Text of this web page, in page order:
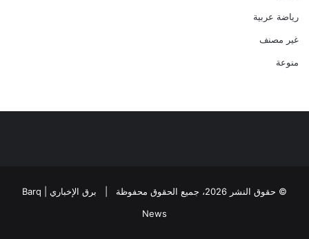
رياضة عربية
غير مصنف
منوعة
© حقوق النشر 2026، جميع الحقوق محفوظة |
برق الإخباري | Barq
News